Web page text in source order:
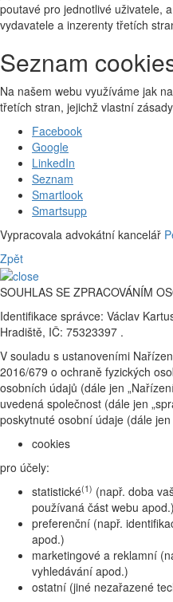
poutavé pro jednotlivé uživatele,
vydavatele a inzerenty třetích
Seznam
Na našem webu využíváme jak
třetích stran, jejichž vlastní
Facebook
Google
LinkedIn
Seznam
Smartlook
Smartsupp
Vypracovala advokátní kancelář
Zpět
SOUHLAS SE ZPRACOVÁNÍM
Identifikace správce: Václav
Hradiště, IČ: 75323397 .
V souladu s ustanoveními
2016/679 o ochraně fyzických
osobních údajů (dále jen
uvedená společnost (dále jen
poskytnuté osobní údaje (dále
cookies
pro účely:
statistické(1) (např. doba
používaná část webu apod.)
preferenční (např.
apod.)
marketingové a reklamní
vyhledávání apod.)
ostatní (jiné nezařazené